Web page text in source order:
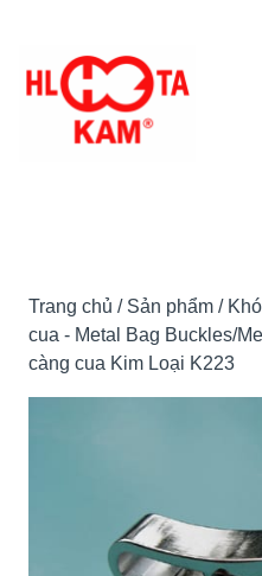
đến
Trang chủ / Sản phẩm /
cua - Metal Bag Buckles/
càng cua Kim Loại K223